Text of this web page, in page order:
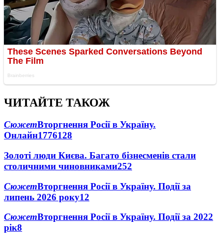
ЧИТАЙТЕ ТАКОЖ
СюжетВторгнення Росії в Україну.
Онлайн1776128
Золоті люди Києва. Багато бізнесменів стали
столичними чиновниками252
СюжетВторгнення Росії в Україну. Події за
липень 2026 року12
СюжетВторгнення Росії в Україну. Події за 2022
рік8